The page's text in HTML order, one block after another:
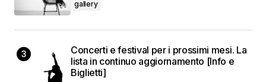
gallery
Concerti e festival per i prossimi mesi. La
lista in continuo aggiornamento [Info e
Biglietti]